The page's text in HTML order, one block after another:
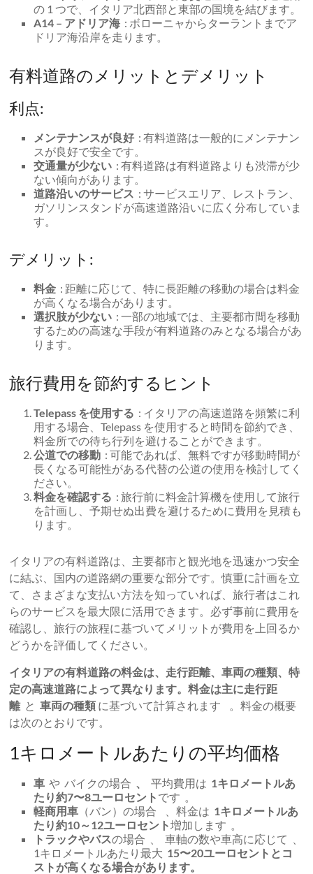
の 1 つで、イタリア北西部と東部の国境を結びます。
A14 – アドリア海 : ボローニャからターラントまでア
ドリア海沿岸を走ります。
有料道路のメリットとデメリット
利点:
メンテナンスが良好: 有料道路は一般的にメンテナン
スが良好で安全です。
交通量が少ない : 有料道路は有料道路よりも渋滞が少
ない傾向があります。
道路沿いのサービス : サービスエリア、レストラン、
ガソリンスタンドが高速道路沿いに広く分布していま
す。
デメリット:
料金 : 距離に応じて、特に長距離の移動の場合は料金
が高くなる場合があります。
選択肢が少ない : 一部の地域では、主要都市間を移動
するための高速な手段が有料道路のみとなる場合があ
ります。
旅行費用を節約するヒント
Telepass を使用する : イタリアの高速道路を頻繁に利
用する場合、Telepass を使用すると時間を節約でき、
料金所での待ち行列を避けることができます。
公道での移動 : 可能であれば、無料ですが移動時間が
長くなる可能性がある代替の公道の使用を検討してく
ださい。
料金を確認する : 旅行前に料金計算機を使用して旅行
を計画し、予期せぬ出費を避けるために費用を見積も
ります。
イタリアの有料道路は、主要都市と観光地を迅速かつ安全
に結ぶ、国内の道路網の重要な部分です。慎重に計画を立
て、さまざまな支払い方法を知っていれば、旅行者はこれ
らのサービスを最大限に活用できます。必ず事前に費用を
確認し、旅行の旅程に基づいてメリットが費用を上回るか
どうかを評価してください。
イタリアの有料道路の料金は、走行距離、車両の種類、特
定の高速道路によって異なります。料金は主に走行距
離と車両の種類 に基づいて計算されます 。料金の概要
は次のとおりです。
1キロメートルあたりの平均価格
車 や バイクの場合 、 平均費用は 1キロメートルあ
たり約7〜8ユーロセント です 。
軽商用車 （バン）の場合 、料金は 1キロメートルあ
たり約10～12ユーロセント増加します 。
トラックやバスの場合 、 車軸の数や車高に応じて 、
1キロメートルあたり最大 15〜20ユーロセントとコ
ストが高くなる場合があります。